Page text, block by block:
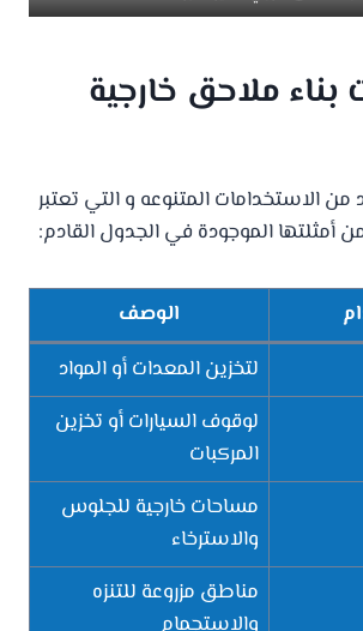
ملاحق خارجية
من الاستخدامات المتنوعه و التي تعتبر
أمثلتها الموجودة في الجدول القادم:
الوصف
لتخزين المعدات أو المواد
لوقوف السيارات أو تخزين
المركبات
مساحات خارجية للجلوس
والاسترخاء
مناطق مزروعة للتنزه